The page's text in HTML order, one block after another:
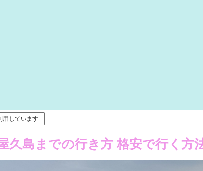
用しています
久島までの行き方 格安で行く方